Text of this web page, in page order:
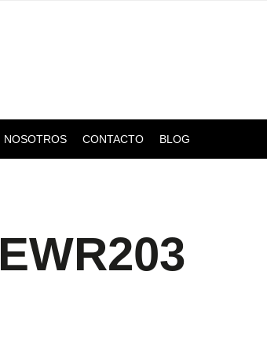
NOSOTROS CONTACTO BLOG
EWR203